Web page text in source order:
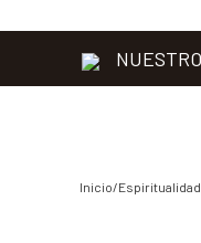
Inicio/